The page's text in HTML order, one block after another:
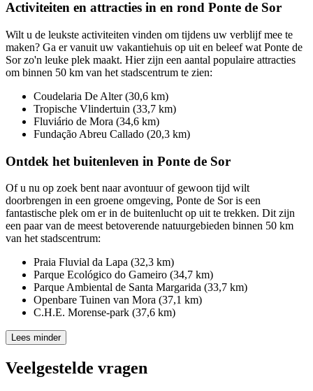
Activiteiten en attracties in en rond Ponte de Sor
Wilt u de leukste activiteiten vinden om tijdens uw verblijf mee te
maken? Ga er vanuit uw vakantiehuis op uit en beleef wat Ponte de
Sor zo'n leuke plek maakt. Hier zijn een aantal populaire attracties
om binnen 50 km van het stadscentrum te zien:
Coudelaria De Alter (30,6 km)
Tropische Vlindertuin (33,7 km)
Fluviário de Mora (34,6 km)
Fundação Abreu Callado (20,3 km)
Ontdek het buitenleven in Ponte de Sor
Of u nu op zoek bent naar avontuur of gewoon tijd wilt
doorbrengen in een groene omgeving, Ponte de Sor is een
fantastische plek om er in de buitenlucht op uit te trekken. Dit zijn
een paar van de meest betoverende natuurgebieden binnen 50 km
van het stadscentrum:
Praia Fluvial da Lapa (32,3 km)
Parque Ecológico do Gameiro (34,7 km)
Parque Ambiental de Santa Margarida (33,7 km)
Openbare Tuinen van Mora (37,1 km)
C.H.E. Morense-park (37,6 km)
Lees minder
Veelgestelde vragen